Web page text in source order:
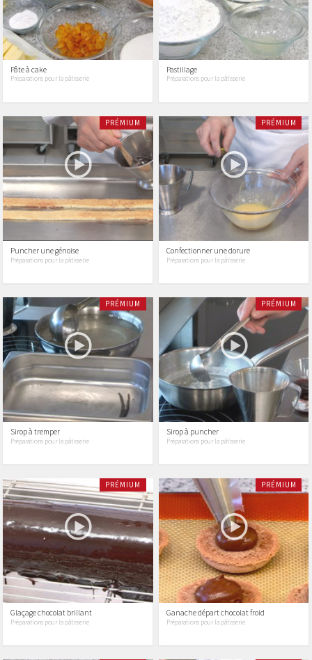
Pâte à cake
Préparations pour la pâtisserie
Pastillage
Préparations pour la pâtisserie
PRÉMIUM
Puncher une génoise
Préparations pour la pâtisserie
PRÉMIUM
Confectionner une dorure
Préparations pour la pâtisserie
PRÉMIUM
Sirop à tremper
Préparations pour la pâtisserie
PRÉMIUM
Sirop à puncher
Préparations pour la pâtisserie
PRÉMIUM
Glaçage chocolat brillant
Préparations pour la pâtisserie
PRÉMIUM
Ganache départ chocolat froid
Préparations pour la pâtisserie